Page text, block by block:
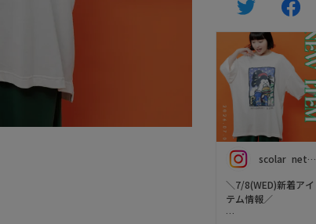
scolar_netshop
＼7/8(WED)新着アイ
テム情報／